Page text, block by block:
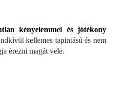
kényelemmel és jótékony
kellemes tapintású és nem
érezni magát vele.